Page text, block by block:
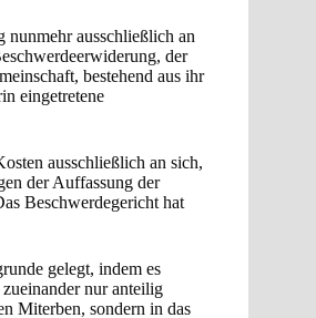
nunmehr ausschließlich an
der
bestehend aus ihr
eingetretene
ausschließlich an sich,
der Auffassung der
Beschwerdegericht hat
gelegt, indem es
nur anteilig
Miterben, sondern in das